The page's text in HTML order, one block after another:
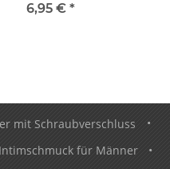
6,95 € *
mit Schraubverschluss
•
Intimschmuck für Männer
•